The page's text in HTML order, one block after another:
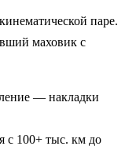
паре.
маховик с
— накладки
с 100+ тыс. км до